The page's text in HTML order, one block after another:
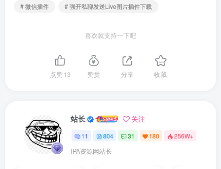
# 微信插件
# 强开私聊发送Live图片插件下载
喜欢就支持一下吧
点赞13 赞赏 分享 收藏
站长 关注
11 804 31 180 256W+
IPA资源网站长